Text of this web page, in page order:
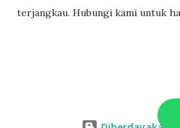
terjangkau. Hubungi kami untuk